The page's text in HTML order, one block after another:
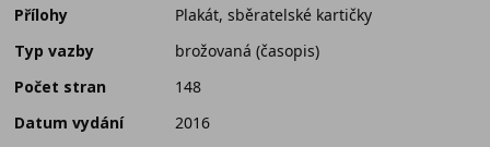
Přílohy
Plakát, sběratelské kartičky
Typ vazby
brožovaná (časopis)
Počet stran
148
Datum vydání
2016